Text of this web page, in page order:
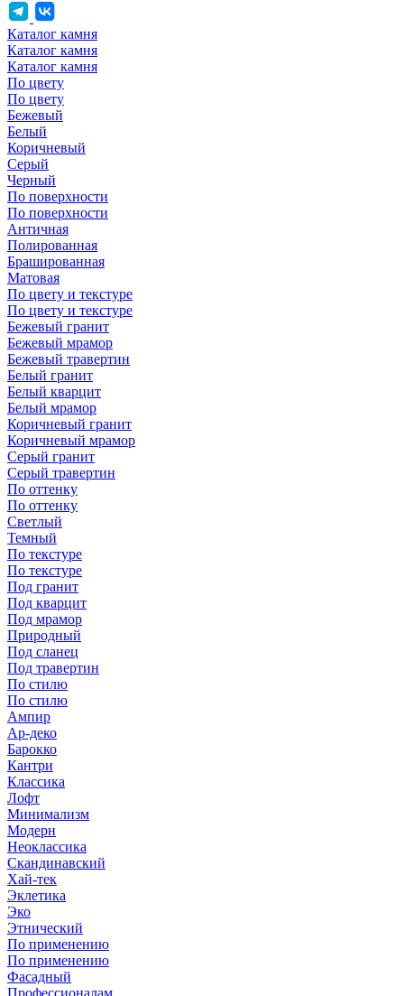
Каталог камня
Каталог камня
Каталог камня
По цвету
По цвету
Бежевый
Белый
Коричневый
Серый
Черный
По поверхности
По поверхности
Античная
Полированная
Брашированная
Матовая
По цвету и текстуре
По цвету и текстуре
Бежевый гранит
Бежевый мрамор
Бежевый травертин
Белый гранит
Белый кварцит
Белый мрамор
Коричневый гранит
Коричневый мрамор
Серый гранит
Серый травертин
По оттенку
По оттенку
Светлый
Темный
По текстуре
По текстуре
Под гранит
Под кварцит
Под мрамор
Природный
Под сланец
Под травертин
По стилю
По стилю
Ампир
Ар-деко
Барокко
Кантри
Классика
Лофт
Минимализм
Модерн
Неоклассика
Скандинавский
Хай-тек
Эклетика
Эко
Этнический
По применению
По применению
Фасадный
Профессионалам